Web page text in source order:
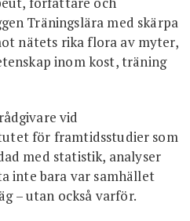
Träningslära med skärpa
nätets rika flora av myter,
inom kost, träning
vid
för framtidsstudier som
med statistik, analyser
inte bara var samhället
– utan också varför.